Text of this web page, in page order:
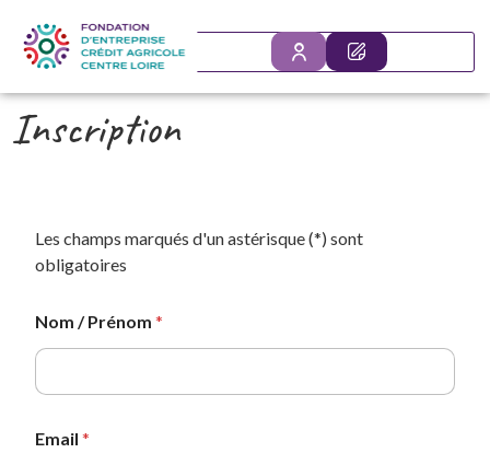
SE
CONNECTER
DÉPOSER
Inscription
Les champs marqués d'un astérisque (*) sont
obligatoires
Nom / Prénom*
Email*